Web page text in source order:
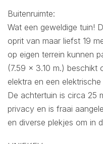
Buitenruimte:
Wat een geweldige tuin!
oprit van maar liefst 19
op eigen terrein kunnen
(7.59 x 3.10 m.) beschikt
elektra en een elektrische
De achtertuin is circa 25
privacy en is fraai
en diverse plekjes om in